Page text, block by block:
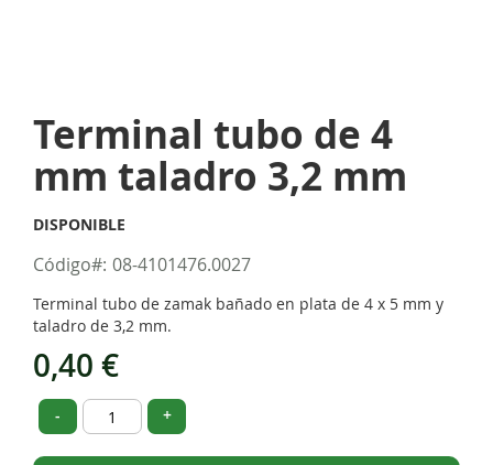
the
beginning
of
the
images
Terminal tubo de 4
mm taladro 3,2 mm
DISPONIBLE
Código 08-4101476.0027
Terminal tubo de zamak bañado en plata de 4 x 5 mm y
taladro de 3,2 mm.
0,40 €
- +